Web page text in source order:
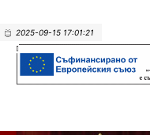
2025-09-15 17:01:21